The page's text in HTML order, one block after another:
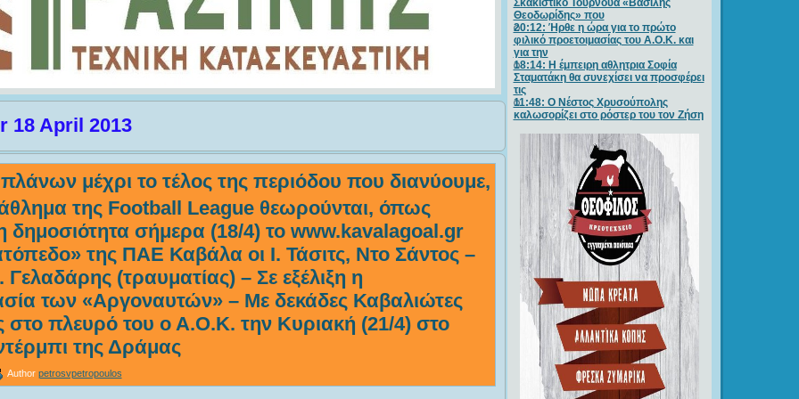
18 April 2013
μέχρι το τέλος της περιόδου που διανύουμε,
της Football League θεωρούνται, όπως
δημοσιότητα σήμερα (18/4) το www.kavalagoal.gr
της ΠΑΕ Καβάλα οι Ι. Τάσιτς, Ντο Σάντος –
(τραυματίας) – Σε εξέλιξη η
των «Αργοναυτών» – Με δεκάδες Καβαλιώτες
στο πλευρό του ο Α.Ο.Κ. την Κυριακή (21/4) στο
της Δράμας
Author petrosvpetropoulos
Σκακιστικό Τουρνουά «Βασίλης
Θεοδωρίδης» που
20:12: Ήρθε η ώρα για το πρώτο
φιλικό προετοιμασίας του Α.Ο.Κ. και
για την
18:14: Η έμπειρη αθλητρια Σοφία
Σταματάκη θα συνεχίσει να προσφέρει
τις
11:48: Ο Νέστος Χρυσούπολης
καλωσορίζει στο ρόστερ του τον Ζήση